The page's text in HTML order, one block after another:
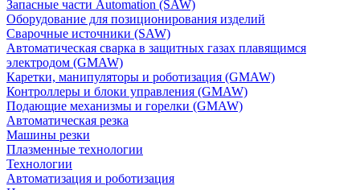
Запасные части Automation (SAW)
Оборудование для позиционирования изделий
Сварочные источники (SAW)
Автоматическая сварка в защитных газах плавящимся
электродом (GMAW)
Каретки, манипуляторы и роботизация (GMAW)
Контроллеры и блоки управления (GMAW)
Подающие механизмы и горелки (GMAW)
Автоматическая резка
Машины резки
Плазменные технологии
Технологии
Автоматизация и роботизация